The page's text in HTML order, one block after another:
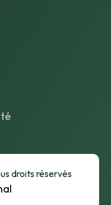
droits réservés